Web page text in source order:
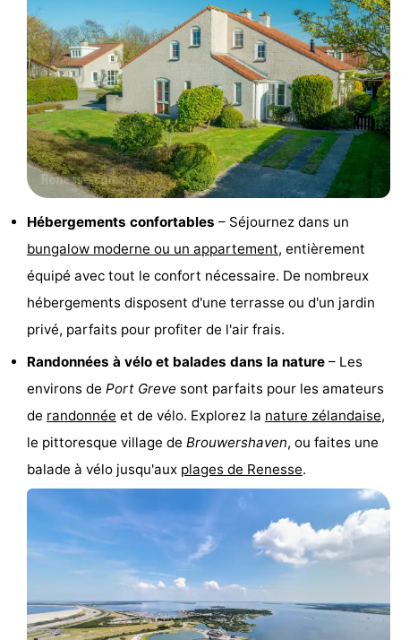
van
Haamstede
Valleien
Soeten
Haert
Wijde
Blick
Zeeland
Village
Zeeuwse
Kust
Zonnedorp
Hof
van
Haamstede
Last
minutes
Plages
Voir
et
faire
Lieux
d'intérêt
Musées
Monuments
Points
Attractions
Hébergements confortables – Séjournez dans un
bungalow moderne ou un appartement, entièrement
équipé avec tout le confort nécessaire. De nombreux
hébergements disposent d'une terrasse ou d'un jardin
privé, parfaits pour profiter de l'air frais.
Randonnées à vélo et balades dans la nature – Les
environs de Port Greve sont parfaits pour les amateurs
de randonnée et de vélo. Explorez la nature zélandaise,
le pittoresque village de Brouwershaven, ou faites une
balade à vélo jusqu'aux plages de Renesse.